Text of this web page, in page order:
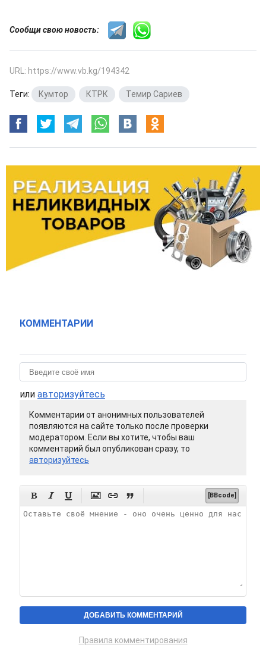
Сообщи свою новость:
URL: https://www.vb.kg/194342
Теги: Кумтор КТРК Темир Сариев
КОММЕНТАРИИ
или авторизуйтесь
Комментарии от анонимных пользователей
появляются на сайте только после проверки
модератором. Если вы хотите, чтобы ваш
комментарий был опубликован сразу, то
авторизуйтесь
      [BBcode]
Правила комментирования